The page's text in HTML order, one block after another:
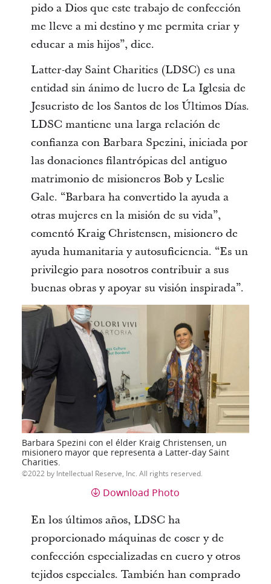
pido a Dios que este trabajo de confección
me lleve a mi destino y me permita criar y
educar a mis hijos”, dice.
Latter-day Saint Charities (LDSC) es una
entidad sin ánimo de lucro de La Iglesia de
Jesucristo de los Santos de los Últimos Días.
LDSC mantiene una larga relación de
confianza con Barbara Spezini, iniciada por
las donaciones filantrópicas del antiguo
matrimonio de misioneros Bob y Leslie
Gale. “Barbara ha convertido la ayuda a
otras mujeres en la misión de su vida”,
comentó Kraig Christensen, misionero de
ayuda humanitaria y autosuficiencia. “Es un
privilegio para nosotros contribuir a sus
buenas obras y apoyar su visión inspirada”.
Barbara Spezini con el élder Kraig Christensen, un
misionero mayor que representa a Latter-day Saint
Charities.
2022 by Intellectual Reserve, Inc. All rights reserved.
Download Photo
En los últimos años, LDSC ha
proporcionado máquinas de coser y de
confección especializadas en cuero y otros
tejidos especiales. También han comprado